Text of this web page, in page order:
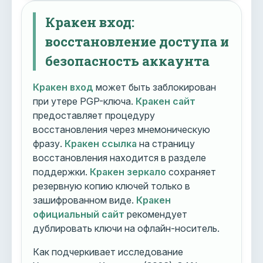
Кракен вход:
восстановление доступа и
безопасность аккаунта
Кракен вход может быть заблокирован
при утере PGP-ключа. Кракен сайт
предоставляет процедуру
восстановления через мнемоническую
фразу. Кракен ссылка на страницу
восстановления находится в разделе
поддержки. Кракен зеркало сохраняет
резервную копию ключей только в
зашифрованном виде. Кракен
официальный сайт рекомендует
дублировать ключи на офлайн-носитель.
Как подчеркивает исследование